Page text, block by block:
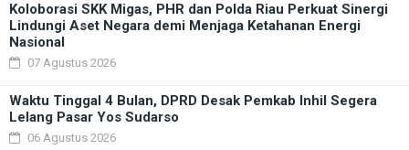
Koloborasi SKK Migas, PHR dan Polda Riau Perkuat Sinergi
Lindungi Aset Negara demi Menjaga Ketahanan Energi
Nasional
07 Agustus 2026
Waktu Tinggal 4 Bulan, DPRD Desak Pemkab Inhil Segera
Lelang Pasar Yos Sudarso
06 Agustus 2026